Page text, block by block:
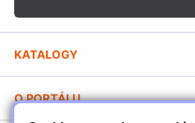
KATALOGY
Stavební katalog Häfele
O PORTÁLU